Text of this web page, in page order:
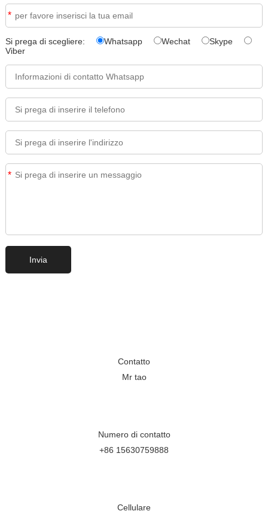
*
Si prega di scegliere: Whatsapp Wechat
Skype
Viber
*
Contatto
Mr tao
Numero di contatto
+86 15630759888
Cellulare